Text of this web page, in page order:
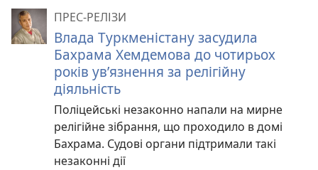
ПРЕС-РЕЛІЗИ
Влада Туркменістану засудила
Бахрама Хемдемова до чотирьох
років ув’язнення за релігійну
діяльність
Поліцейські незаконно напали на мирне
релігійне зібрання, що проходило в домі
Бахрама. Судові органи підтримали такі
незаконні дії